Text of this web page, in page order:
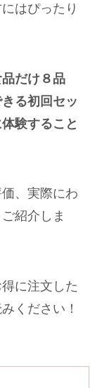
はぴったり
だけ８品
る初回セッ
験すること
、実際にわ
紹介しま
に注文した
ください！